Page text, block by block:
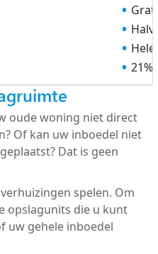
21%
oude woning niet direct
Of kan uw inboedel niet
Dat is geen
spelen. Om
opslagunits die u kunt
uw gehele inboedel